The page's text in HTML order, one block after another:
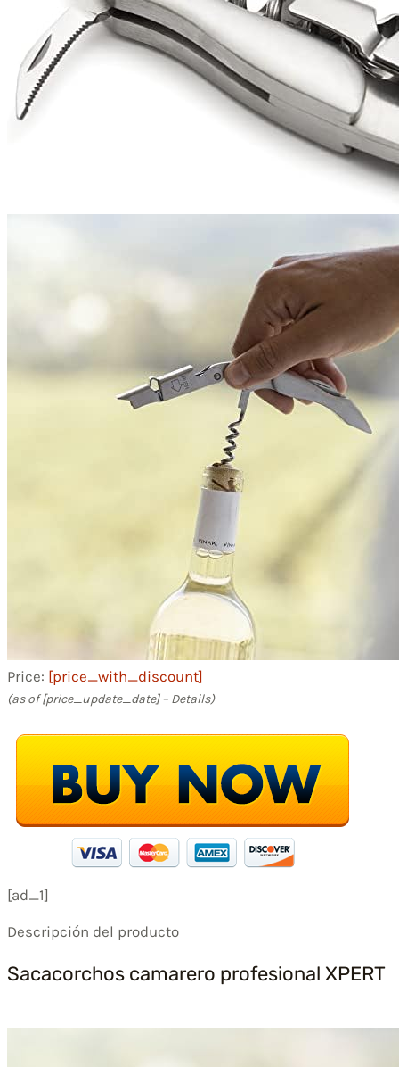
Price: [price_with_discount]
(as of [price_update_date] – Details)
[ad_1]
Descripción del producto
Sacacorchos camarero profesional XPERT